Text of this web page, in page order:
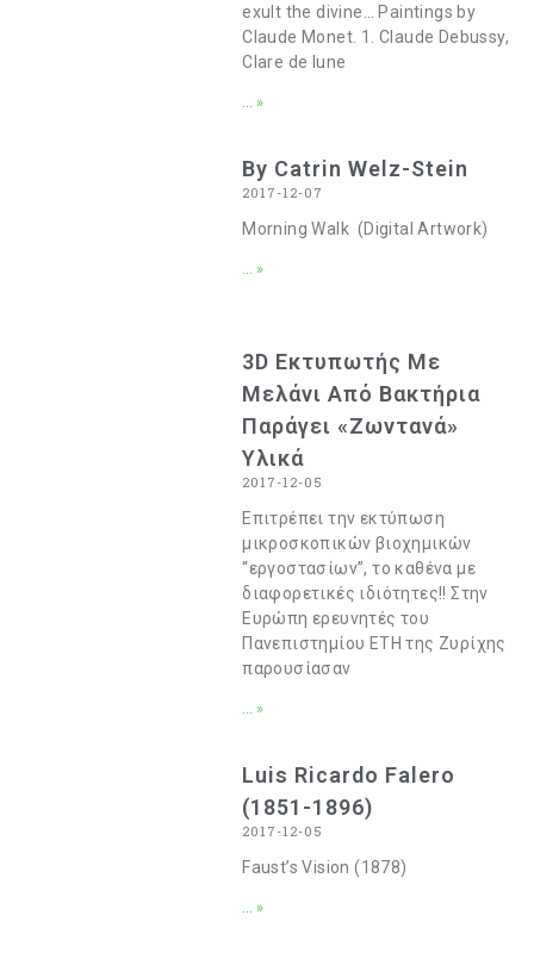
exult the divine… Paintings by
Claude Monet. 1. Claude Debussy,
Clare de lune
... »
By Catrin Welz-Stein
2017-12-07
Morning Walk (Digital Artwork)
... »
3D Εκτυπωτής Με
Μελάνι Από Βακτήρια
Παράγει «ζωντανά»
Υλικά
2017-12-05
Επιτρέπει την εκτύπωση
μικροσκοπικών βιοχημικών
“εργοστασίων”, το καθένα με
διαφορετικές ιδιότητες!! Στην
Ευρώπη ερευνητές του
Πανεπιστημίου ΕΤΗ της Ζυρίχης
παρουσίασαν
... »
Luis Ricardo Falero
(1851-1896)
2017-12-05
Faust’s Vision (1878)
... »